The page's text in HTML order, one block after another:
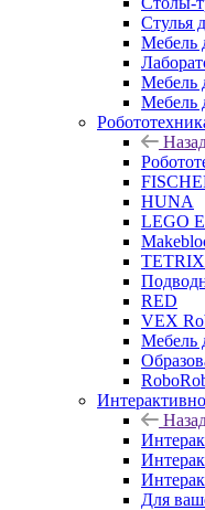
Стулья
Мебель
Мебель
Мебель
HUNA
LEGO
RED
VEX
Мебель
Для